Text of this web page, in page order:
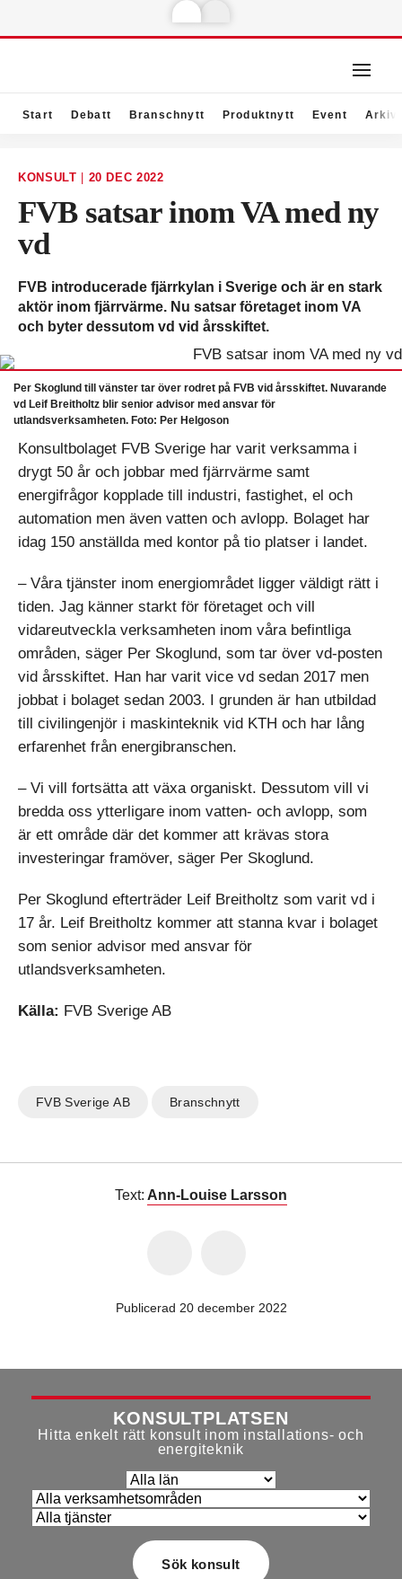
Start Debatt Branschnytt Produktnytt Event Arkiv
KONSULT 20 DEC 2022
FVB satsar inom VA med ny
vd
FVB introducerade fjärrkylan i Sverige och är en stark
aktör inom fjärrvärme. Nu satsar företaget inom VA
och byter dessutom vd vid årsskiftet.
Per Skoglund till vänster tar över rodret på FVB vid årsskiftet. Nuvarande
vd Leif Breitholtz blir senior advisor med ansvar för
utlandsverksamheten. Foto: Per Helgoson
Konsultbolaget FVB Sverige har varit verksamma i
drygt 50 år och jobbar med fjärrvärme samt
energifrågor kopplade till industri, fastighet, el och
automation men även vatten och avlopp. Bolaget har
idag 150 anställda med kontor på tio platser i landet.
– Våra tjänster inom energiområdet ligger väldigt rätt i
tiden. Jag känner starkt för företaget och vill
vidareutveckla verksamheten inom våra befintliga
områden, säger Per Skoglund, som tar över vd-posten
vid årsskiftet. Han har varit vice vd sedan 2017 men
jobbat i bolaget sedan 2003. I grunden är han utbildad
till civilingenjör i maskinteknik vid KTH och har lång
erfarenhet från energibranschen.
– Vi vill fortsätta att växa organiskt. Dessutom vill vi
bredda oss ytterligare inom vatten- och avlopp, som
är ett område där det kommer att krävas stora
investeringar framöver, säger Per Skoglund.
Per Skoglund efterträder Leif Breitholtz som varit vd i
17 år. Leif Breitholtz kommer att stanna kvar i bolaget
som senior advisor med ansvar för
utlandsverksamheten.
Källa: FVB Sverige AB
FVB Sverige AB Branschnytt
Text: Ann-Louise Larsson
Publicerad 20 december 2022
KONSULTPLATSEN
Hitta enkelt rätt konsult inom installations- och
energiteknik